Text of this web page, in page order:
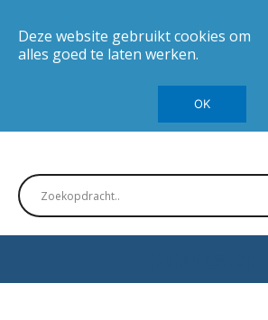
Deze website gebruikt cookies om
alles goed te laten werken.
OK